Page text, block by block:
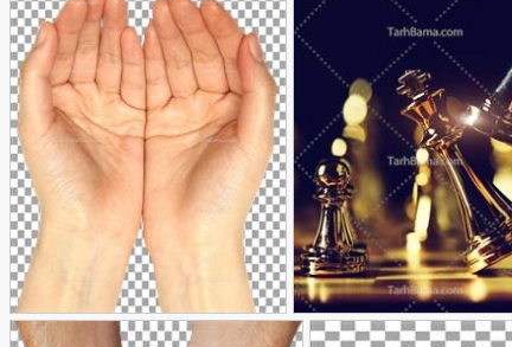
تصویر با کیفیت دست های منتظر کمک تومان
90,000